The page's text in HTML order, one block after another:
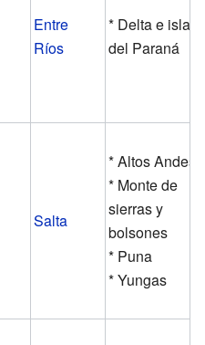
Entre
Ríos
* Delta e islas
del Paraná
Salta
* Altos Andes
* Monte de
sierras y
bolsones
* Puna
* Yungas